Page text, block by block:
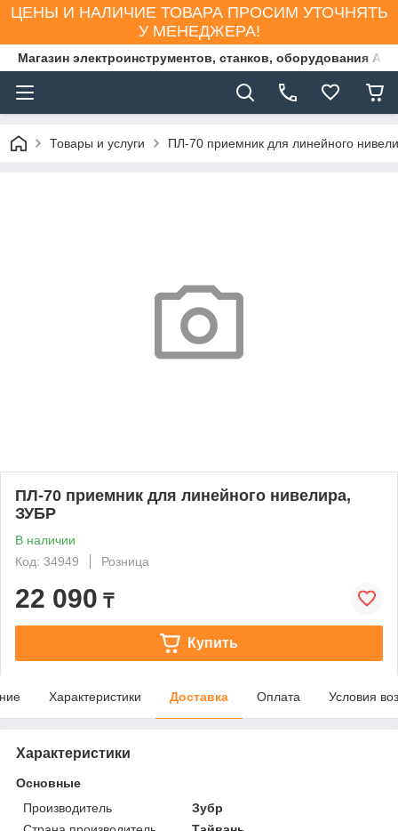
ЦЕНЫ И НАЛИЧИЕ ТОВАРА ПРОСИМ УТОЧНЯТЬ
У МЕНЕДЖЕРА!
Магазин электроинструментов, станков, оборудования
Товары и услуги ПЛ-70 приемник для линейного
ПЛ-70 приемник для линейного нивелира,
ЗУБР
В наличии
Код: 34949
Розница
22 090 ₸
Купить
Характеристики Доставка Оплата Условия
Характеристики
Основные
Производитель
Зубр